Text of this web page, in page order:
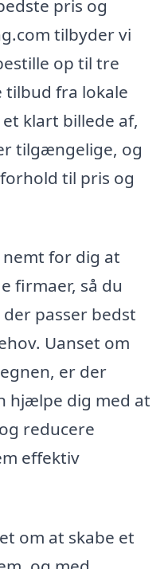
pris og
tilbyder vi
op til tre
fra lokale
klart billede af,
tilgængelige, og
til pris og
for dig at
firmaer, så du
passer bedst
Uanset om
er der
hjælpe dig med at
reducere
effektiv
om at skabe et